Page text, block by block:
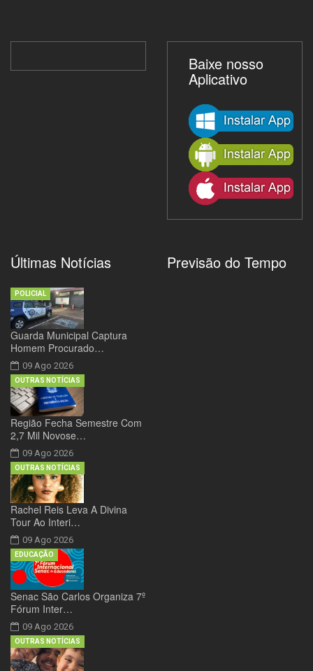
Baixe nosso
Aplicativo
Últimas Notícias
Guarda Municipal Captura
Homem Procurado…
09 Ago 2026
POLICIAL
Região Fecha Semestre Com
2,7 Mil Novose…
09 Ago 2026
OUTRAS NOTÍCIAS
Rachel Reis Leva A Divina
Tour Ao Interi…
09 Ago 2026
OUTRAS NOTÍCIAS
Senac São Carlos Organiza 7º
Fórum Inter…
09 Ago 2026
EDUCAÇÃO
OUTRAS NOTÍCIAS
Previsão do Tempo